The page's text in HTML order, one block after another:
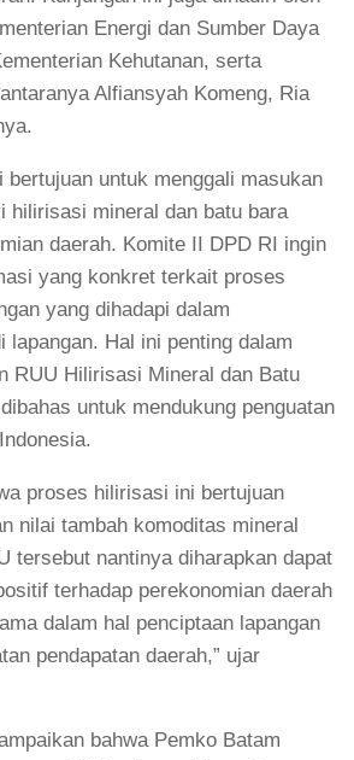
Energi dan Sumber Daya
Kehutanan, serta
Alfiansyah Komeng, Ria
bertujuan untuk menggali masukan
hilirisasi mineral dan batu bara
daerah. Komite II DPD RI ingin
yang konkret terkait proses
yang dihadapi dalam
lapangan. Hal ini penting dalam
RUU Hilirisasi Mineral dan Batu
untuk mendukung penguatan
proses hilirisasi ini bertujuan
nilai tambah komoditas mineral
tersebut nantinya diharapkan dapat
terhadap perekonomian daerah
dalam hal penciptaan lapangan
pendapatan daerah,” ujar
bahwa Pemko Batam